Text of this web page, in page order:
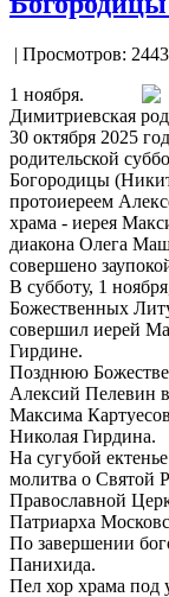
| Просмотров: 2443
1 ноября.
Димитриевская
30 октября 2025
родительской
Богородицы
протоиереем
храма - иерея
диакона Олега
совершено
В субботу, 1
Божественных
совершил иерей
Гирдине.
Позднюю
Алексий Пелевин
Максима
Николая Гирдина.
На сугубой
молитва о Святой
Православной
Патриарха
По завершении
Панихида.
Пел хор храма под